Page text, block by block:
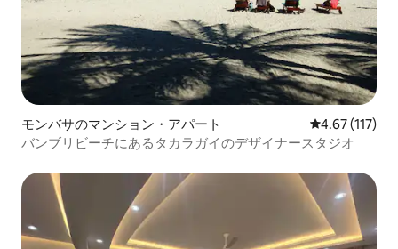
モンバサのマンション・アパート レビュー117
4.67 (117)
バンブリビーチにあるタカラガイのデザイナースタジオ